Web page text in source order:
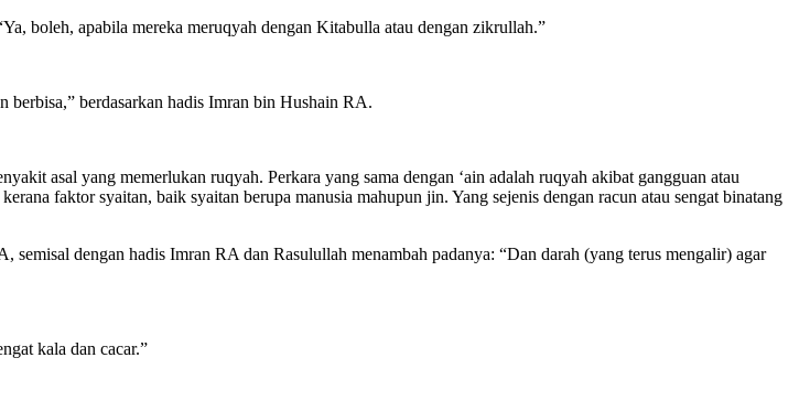
boleh, apabila mereka meruqyah dengan Kitabulla atau dengan zikrullah.”
berbisa,” berdasarkan hadis Imran bin Hushain RA.
asal yang memerlukan ruqyah. Perkara yang sama dengan ‘ain adalah ruqyah akibat gangguan atau
faktor syaitan, baik syaitan berupa manusia mahupun jin. Yang sejenis dengan racun atau sengat binatang
dengan hadis Imran RA dan Rasulullah menambah padanya: “Dan darah (yang terus mengalir) agar
kala dan cacar.”